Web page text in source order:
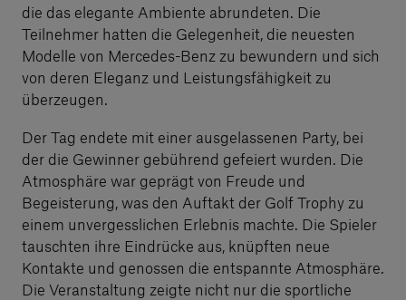
die das elegante Ambiente abrundeten. Die
Teilnehmer hatten die Gelegenheit, die neuesten
Modelle von Mercedes-Benz zu bewundern und sich
von deren Eleganz und Leistungsfähigkeit zu
überzeugen.
Der Tag endete mit einer ausgelassenen Party, bei
der die Gewinner gebührend gefeiert wurden. Die
Atmosphäre war geprägt von Freude und
Begeisterung, was den Auftakt der Golf Trophy zu
einem unvergesslichen Erlebnis machte. Die Spieler
tauschten ihre Eindrücke aus, knüpften neue
Kontakte und genossen die entspannte Atmosphäre.
Die Veranstaltung zeigte nicht nur die sportliche